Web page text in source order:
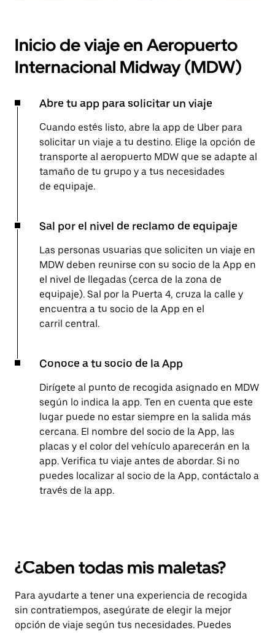
Inicio de viaje en Aeropuerto
Internacional Midway (MDW)
Abre tu app para solicitar un viaje
Cuando estés listo, abre la app de Uber para
solicitar un viaje a tu destino. Elige la opción de
transporte al aeropuerto MDW que se adapte al
tamaño de tu grupo y a tus necesidades
de equipaje.
Sal por el nivel de reclamo de equipaje
Las personas usuarias que soliciten un viaje en
MDW deben reunirse con su socio de la App en
el nivel de llegadas (cerca de la zona de
equipaje). Sal por la Puerta 4, cruza la calle y
encuentra a tu socio de la App en el
carril central.
Conoce a tu socio de la App
Dirígete al punto de recogida asignado en MDW
según lo indica la app. Ten en cuenta que este
lugar puede no estar siempre en la salida más
cercana. El nombre del socio de la App, las
placas y el color del vehículo aparecerán en la
app. Verifica tu viaje antes de abordar. Si no
puedes localizar al socio de la App, contáctalo a
través de la app.
¿Caben todas mis maletas?
Para ayudarte a tener una experiencia de recogida
sin contratiempos, asegúrate de elegir la mejor
opción de viaje según tus necesidades. Puedes